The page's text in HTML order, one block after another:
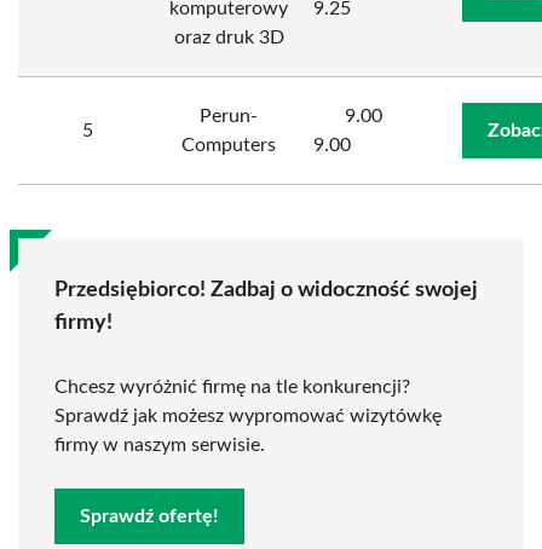
komputerowy
oraz druk 3D
9.25
5
Perun-
Computers
9.00
9.00
Przedsiębiorco! Zadbaj o widoczność swojej
firmy!
Chcesz wyróżnić firmę na tle konkurencji?
Sprawdź jak możesz wypromować wizytówkę
firmy w naszym serwisie.
Sprawdź ofertę!